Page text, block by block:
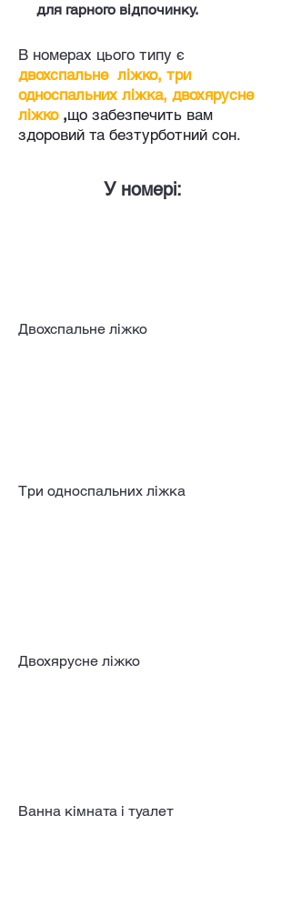
для гарного відпочинку.
В номерах цього типу є
двохспальне ліжко, три
односпальних ліжка, двохярусне
ліжко ,що забезпечить вам
здоровий та безтурботний сон.
У номері:
Двохспальне ліжко
Три односпальних ліжка
Двохярусне ліжко
Ванна кімната і туалет